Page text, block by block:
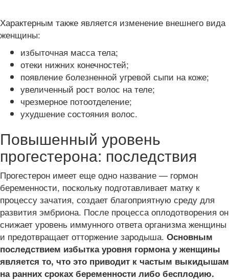
Характерным также является изменение внешнего вида
женщины:
избыточная масса тела;
отеки нижних конечностей;
появление болезненной угревой сыпи на коже;
увеличенный рост волос на теле;
чрезмерное потоотделение;
ухудшение состояния волос.
Повышенный уровень
прогестерона: последствия
Прогестерон имеет еще одно название — гормон
беременности, поскольку подготавливает матку к
процессу зачатия, создает благоприятную среду для
развития эмбриона. После процесса оплодотворения он
снижает уровень иммунного ответа организма женщины
и предотвращает отторжение зародыша. Основным
последствием избытка уровня гормона у женщины
является то, что это приводит к частым выкидышам
на ранних сроках беременности либо бесплодию.